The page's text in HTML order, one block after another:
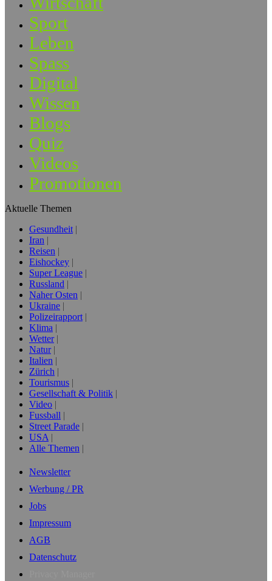
Sport
Leben
Spass
Digital
Wissen
Blogs
Quiz
Videos
Promotionen
Aktuelle Themen
Gesundheit
Iran
Reisen
Eishockey
Super League
Russland
Naher Osten
Ukraine
Polizeirapport
Klima
Wetter
Natur
Italien
Zürich
Tourismus
Gesellschaft & Politik
Video
Fussball
Street Parade
USA
Alle Themen
Newsletter
Werbung / PR
Jobs
Impressum
AGB
Datenschutz